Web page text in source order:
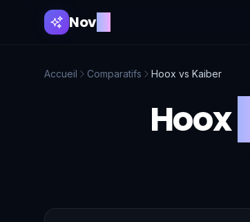
NovAI
Accueil Comparatifs Hoox vs Kaiber
Hoox